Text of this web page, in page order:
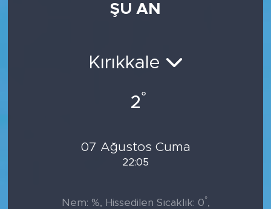
ŞU AN
Kırıkkale
2°
07 Ağustos Cuma
22:05
Nem: %, Hissedilen Sıcaklık: 0°,